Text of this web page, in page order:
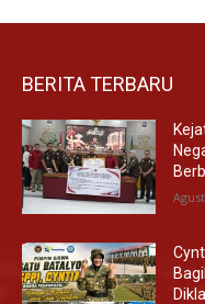
BERITA TERBARU